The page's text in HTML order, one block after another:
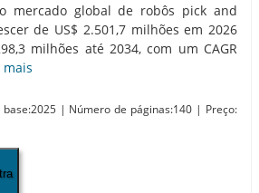
mercado global de robôs pick and
de US$ 2.501,7 milhões em 2026
milhões até 2034, com um CAGR
mais
base:2025 | Número de páginas:140 | Preço: